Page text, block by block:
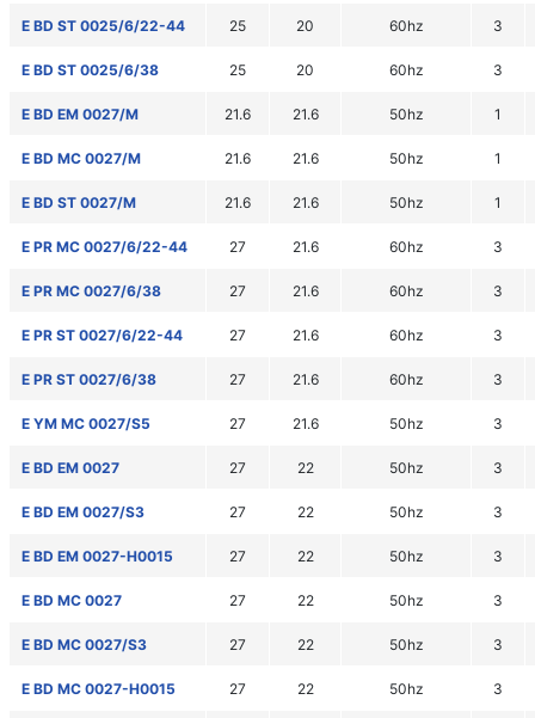
E BD ST 0025/6/22-44 25 20 60hz 3
E BD ST 0025/6/38 25 20 60hz 3
E BD EM 0027/M 21.6 21.6 50hz 1
E BD MC 0027/M 21.6 21.6 50hz 1
E BD ST 0027/M 21.6 21.6 50hz 1
E PR MC 0027/6/22-44 27 21.6 60hz 3
E PR MC 0027/6/38 27 21.6 60hz 3
E PR ST 0027/6/22-44 27 21.6 60hz 3
E PR ST 0027/6/38 27 21.6 60hz 3
E YM MC 0027/S5 27 21.6 50hz 3
E BD EM 0027 27 22 50hz 3
E BD EM 0027/S3 27 22 50hz 3
E BD EM 0027-H0015 27 22 50hz 3
E BD MC 0027 27 22 50hz 3
E BD MC 0027/S3 27 22 50hz 3
E BD MC 0027-H0015 27 22 50hz 3